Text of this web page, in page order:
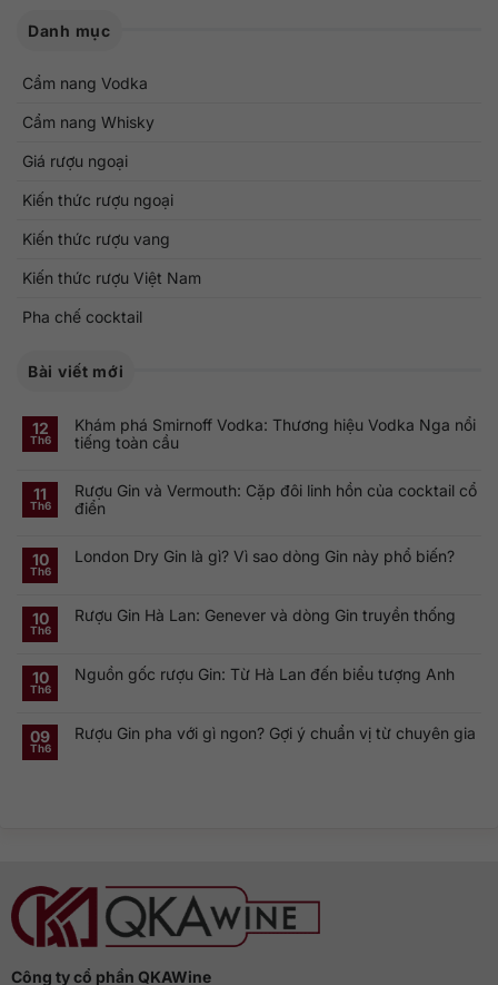
Danh mục
Cẩm nang Vodka
Cẩm nang Whisky
Giá rượu ngoại
Kiến thức rượu ngoại
Kiến thức rượu vang
Kiến thức rượu Việt Nam
Pha chế cocktail
Bài viết mới
12
Th6
Khám phá Smirnoff Vodka: Thương hiệu Vodka Nga nổi
tiếng toàn cầu
bình
luận
ở
Vodka:
Nga
nổi
11
Th6
Rượu Gin và Vermouth: Cặp đôi linh hồn của cocktail cổ
điển
bình
luận
và
Vermouth:
hồn
của
10
Th6
London Dry Gin là gì? Vì sao dòng Gin này phổ biến?
luận
ở
là
Gin
10
Th6
Rượu Gin Hà Lan: Genever và dòng Gin truyền thống
luận
ở
Lan:
Genever
10
Th6
Nguồn gốc rượu Gin: Từ Hà Lan đến biểu tượng Anh
luận
ở
09
Th6
Rượu Gin pha với gì ngon? Gợi ý chuẩn vị từ chuyên gia
Gợi
ý
chuẩn
vị
từ
chuyên
Công ty cổ phần QKAWine